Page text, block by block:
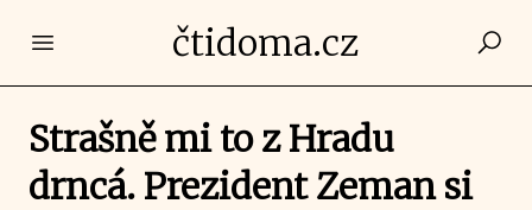
Open main menučtidoma.cz
Strašně mi to z Hradu
drncá. Prezident Zeman si